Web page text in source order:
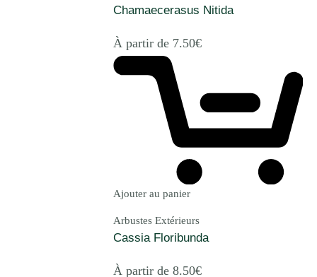
Chamaecerasus Nitida
À partir de 7.50€
Ajouter au panier
Arbustes Extérieurs
Cassia Floribunda
À partir de 8.50€